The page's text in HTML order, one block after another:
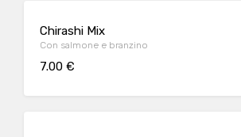
Chirashi Mix
Con salmone e branzino
7.00 €